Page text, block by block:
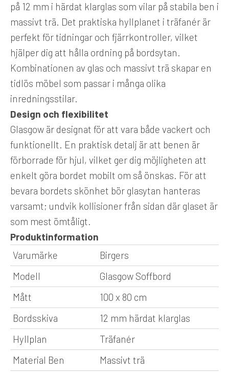
på 12 mm i härdat klarglas som vilar på stabila ben i
massivt trä. Det praktiska hyllplanet i träfanér är
perfekt för tidningar och fjärrkontroller, vilket
hjälper dig att hålla ordning på bordsytan.
Kombinationen av glas och massivt trä skapar en
tidlös möbel som passar i många olika
inredningsstilar.
Design och flexibilitet
Glasgow är designat för att vara både vackert och
funktionellt. En praktisk detalj är att benen är
förborrade för hjul, vilket ger dig möjligheten att
enkelt göra bordet mobilt om så önskas. För att
bevara bordets skönhet bör glasytan hanteras
varsamt; undvik kollisioner från sidan där glaset är
som mest ömtåligt.
Produktinformation
Varumärke
Birgers
Modell
Glasgow Soffbord
Mått
100 x 80 cm
Bordsskiva
12 mm härdat klarglas
Hyllplan
Träfanér
Material Ben
Massivt trä